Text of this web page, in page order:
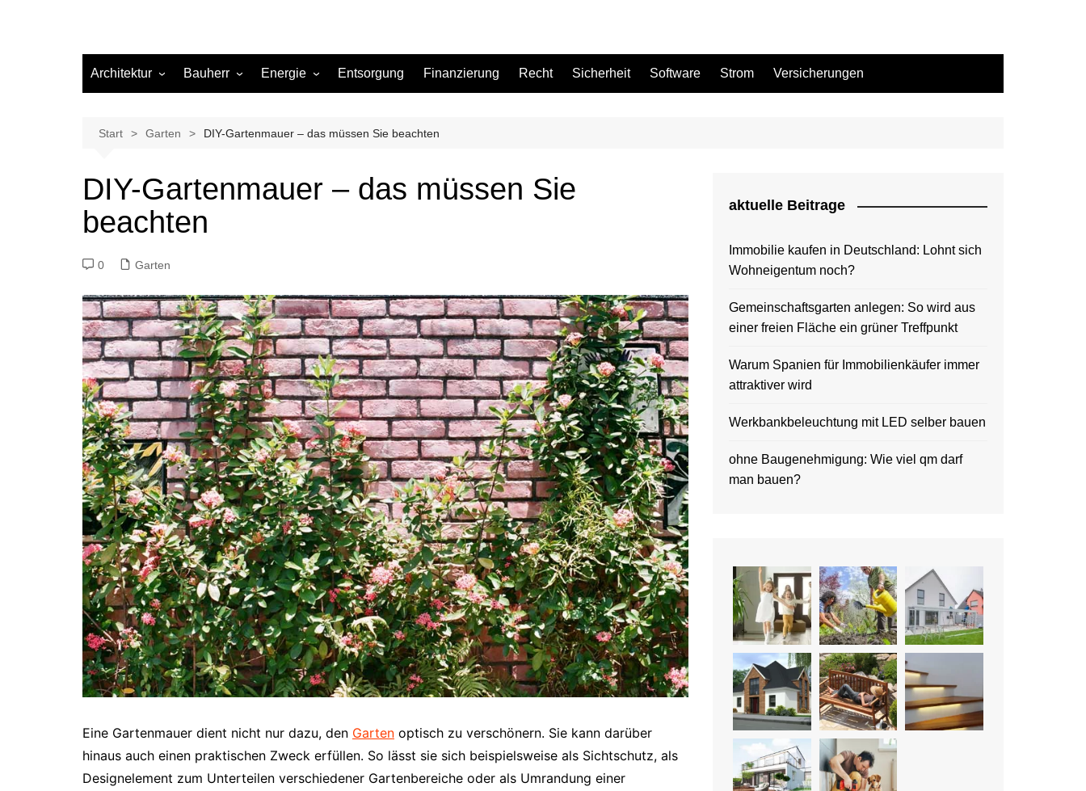
Architektur Bauherr
Beleuchtung
Büro
Materialien
Ökologisch bauen
Hygiene
Energie
Gas
Entsorgung Finanzierung Recht Sicherheit Software Strom Versicherungen
Start Garten DIY-Gartenmauer – das müssen Sie beachten
DIY-Gartenmauer – das müssen Sie
beachten
0 Garten
Eine Gartenmauer dient nicht nur dazu, den Garten optisch zu verschönern. Sie kann darüber
hinaus auch einen praktischen Zweck erfüllen. So lässt sie sich beispielsweise als Sichtschutz, als
Designelement zum Unterteilen verschiedener Gartenbereiche oder als Umrandung einer
aktuelle Beitrage
Immobilie kaufen in Deutschland: Lohnt sich
Wohneigentum noch?
Gemeinschaftsgarten anlegen: So wird aus
einer freien Fläche ein grüner Treffpunkt
Warum Spanien für Immobilienkäufer immer
attraktiver wird
Werkbankbeleuchtung mit LED selber bauen
ohne Baugenehmigung: Wie viel qm darf
man bauen?